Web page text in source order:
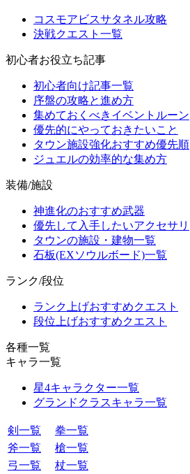
コスモアビスサタネル攻略
決戦クエスト一覧
初心者お役立ち記事
初心者向け記事一覧
序盤の攻略と進め方
集めておくべきイベントルーン
優先的にやっておきたいこと
タウン施設強化おすすめ優先順
ジュエルの効率的な集め方
装備/施設
神進化のおすすめ武器
優先して入手したいアクセサリ
タウンの施設・建物一覧
石板(EXソウルボード)一覧
ランク/段位
ランク上げおすすめクエスト
段位上げおすすめクエスト
各種一覧
キャラ一覧
星4キャラクター一覧
グランドクラスキャラ一覧
剣一覧
拳一覧
斧一覧
槍一覧
弓一覧
杖一覧